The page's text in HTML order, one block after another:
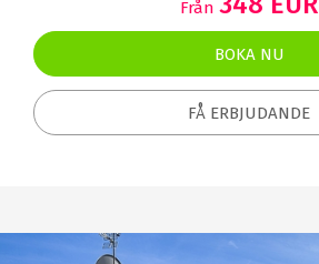
Från
BOKA NU
FÅ ERBJUDANDE